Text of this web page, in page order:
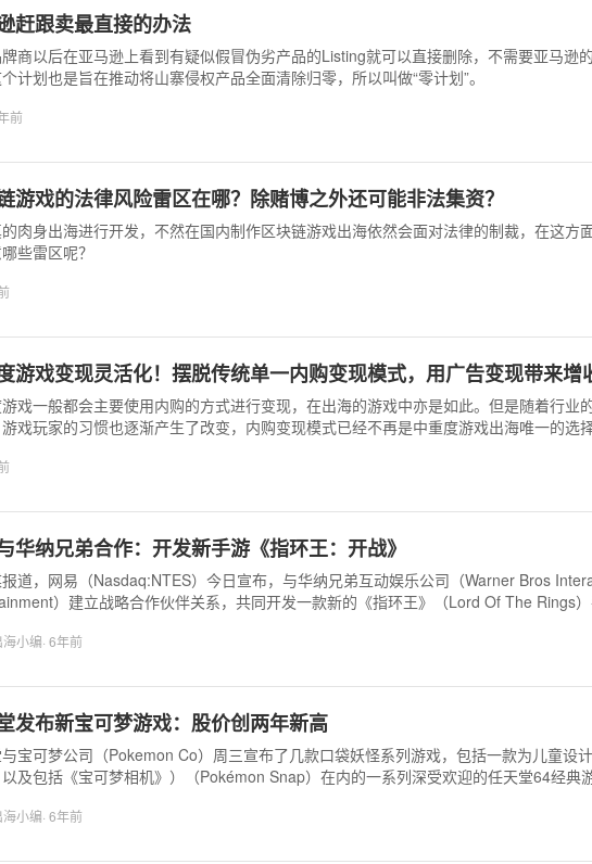
赶跟卖最直接的办法
商以后在亚马逊上看到有疑似假冒伪劣产品的Listing就可以直接删除，不需要亚马逊
计划也是旨在推动将山寨侵权产品全面清除归零，所以叫做“零计划”。
前
游戏的法律风险雷区在哪？除赌博之外还可能非法集资？
肉身出海进行开发，不然在国内制作区块链游戏出海依然会面对法律的制裁，在这方
些雷区呢？
游戏变现灵活化！摆脱传统单一内购变现模式，用广告变现带来增
戏一般都会主要使用内购的方式进行变现，在出海的游戏中亦是如此。但是随着行业
戏玩家的习惯也逐渐产生了改变，内购变现模式已经不再是中重度游戏出海唯一的选
华纳兄弟合作：开发新手游《指环王：开战》
道，网易（Nasdaq:NTES）今日宣布，与华纳兄弟互动娱乐公司（Warner Bros
）建立战略合作伙伴关系，共同开发一款新的《指环王》（Lord Of The Rings
小编· 6年前
发布新宝可梦游戏：股价创两年新高
宝可梦公司（Pokemon Co）周三宣布了几款口袋妖怪系列游戏，包括一款为儿童设
及包括《宝可梦相机》）（Pokémon Snap）在内的一系列深受欢迎的任天堂64经典
小编· 6年前